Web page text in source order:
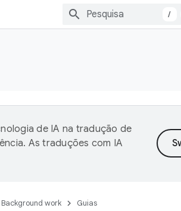
/
de IA na tradução de
As traduções com IA
Background work Guias